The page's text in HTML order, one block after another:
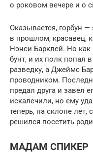
о роковом вечере и о
Оказывается, горбун
в прошлом, красавец,
Нэнси Барклей. Но как
бунт, и их полк попал
разведку, а Джеймс
проводником.
предал друга и завел
искалечили, но ему
теперь, на склоне
решился посетить
МАДАМ СПИКЕР